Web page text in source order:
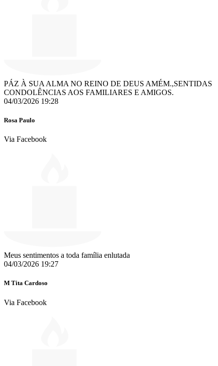
PÁZ À SUA ALMA NO REINO DE DEUS AMÉM.,SENTIDAS
CONDOLÊNCIAS AOS FAMILIARES E AMIGOS.
04/03/2026 19:28
Rosa Paulo
Via Facebook
Meus sentimentos a toda família enlutada ️️
04/03/2026 19:27
M Tita Cardoso
Via Facebook